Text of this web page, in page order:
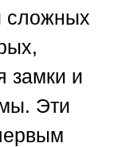
сложных
замки и
Эти